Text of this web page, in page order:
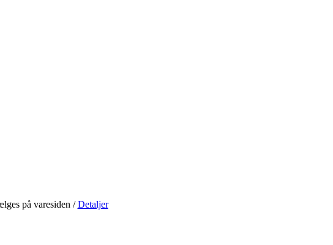
på varesiden / Detaljer